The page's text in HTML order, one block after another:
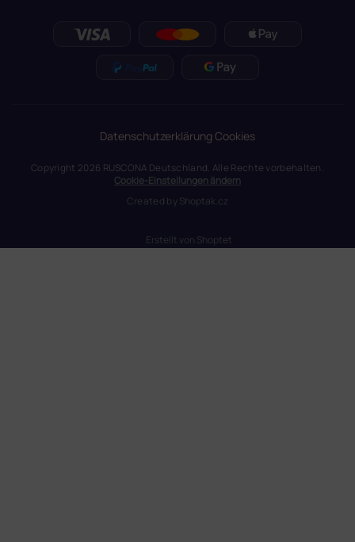
DatenschutzerklärungCookies
Erstellt von Shoptet
Copyright 2026 RUSCONA Deutschland. Alle Rechte vorbehalten.
Cookie-Einstellungen ändern
Created byShoptak.cz